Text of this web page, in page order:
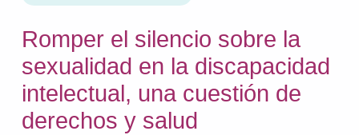
Romper el silencio sobre la
sexualidad en la discapacidad
intelectual, una cuestión de
derechos y salud